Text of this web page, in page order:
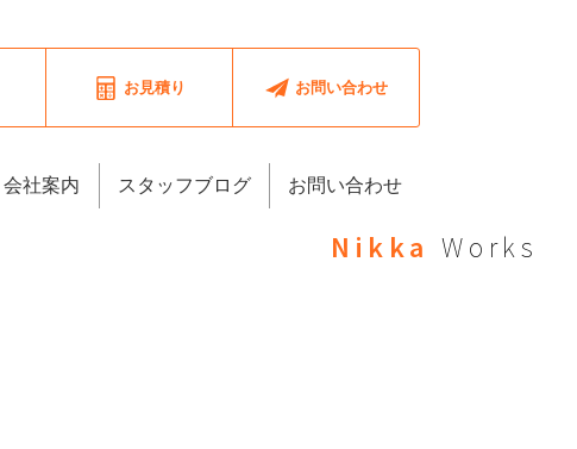
お見積り お問い合わせ
会社案内 スタッフブログ お問い合わせ
Nikka Works